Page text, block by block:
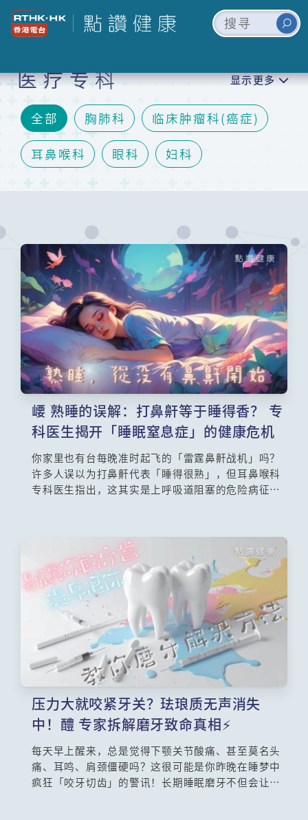
医疗专科
全部 胸肺科 临床肿瘤科(癌症)
耳鼻喉科 眼科 妇科
矫形及创伤外科(骨科)
泌尿科 口腔颌面外科及牙科
精神科 皮肤科
内分泌及糖尿科(肾脏) 心血管科
呼吸系统科
风湿病科(免疫系统及关节) 整形外科
感染及传染科 肠胃肝胆科
显示更多
崾 熟睡的误解：打鼻鼾等于睡得香？ 专
科医生揭开「睡眠窒息症」的健康危机
你家里也有台每晚准时起飞的「雷霆鼻鼾战机」吗？
许多人误以为打鼻鼾代表「睡得很熟」，但耳鼻喉科
专科医生指出，这其实是上呼吸道阻塞的危险病征！
劳、翌日头痛。想知道为什么特别累时鼻鼾声特别
大？肥胖与下巴短又是如何偷走你的呼吸空间？本文
将带你深入了解睡眠测试与睡眠呼吸机的功效，别再
让隐形缺氧危害心血管健康，教你一招自我检测法！
压力大就咬紧牙关？珐琅质无声消失
中！醴 专家拆解磨牙致命真相⚡
每天早上醒来，总是觉得下颚关节酸痛、甚至莫名头
痛、耳鸣、肩颈僵硬吗？这很可能是你昨晚在睡梦中
疯狂「咬牙切齿」的警讯！长期睡眠磨牙不但会让牙